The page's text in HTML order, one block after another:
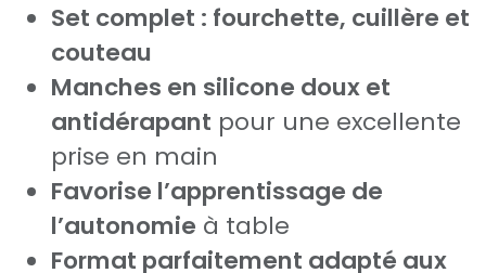
Set complet : fourchette, cuillère et
couteau
Manches en silicone doux et
antidérapant pour une excellente
prise en main
Favorise l’apprentissage de
l’autonomie à table
Format parfaitement adapté aux